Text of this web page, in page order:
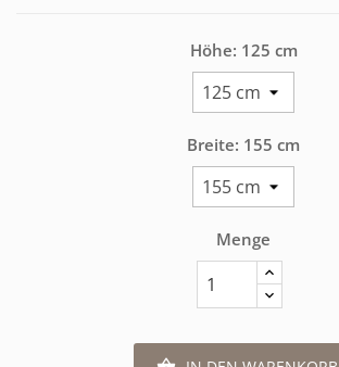
Höhe: 125 cm
Breite: 155 cm
Menge